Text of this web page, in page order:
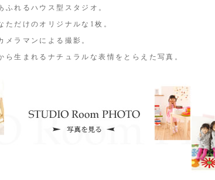
ふれるハウス型スタジオ。
だけのオリジナルな1枚。
メラマンによる撮影。
生まれるナチュラルな表情をとらえた写真。